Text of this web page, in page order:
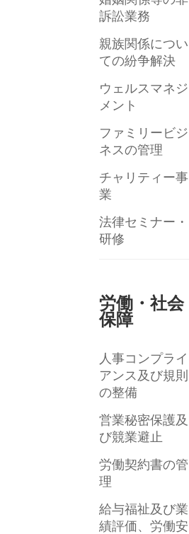
訴訟業務
親族関係につい
ての紛争解決
ウェルスマネジ
メント
ファミリービジ
ネスの管理
チャリティー事
業
法律セミナー・
研修
労働・社会
保障
人事コンプライ
アンス及び規則
の整備
営業秘密保護及
び競業避止
労働契約書の管
理
給与福祉及び業
績評価、労働安